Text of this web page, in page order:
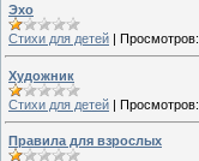
Эхо
Стихи для детей | Просмотров:
Художник
Стихи для детей | Просмотров:
Правила для взрослых